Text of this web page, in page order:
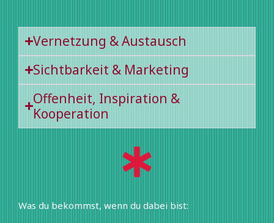
Vernetzung & Austausch
Sichtbarkeit & Marketing
Offenheit, Inspiration &
Kooperation
Was du bekommst, wenn du dabei bist: